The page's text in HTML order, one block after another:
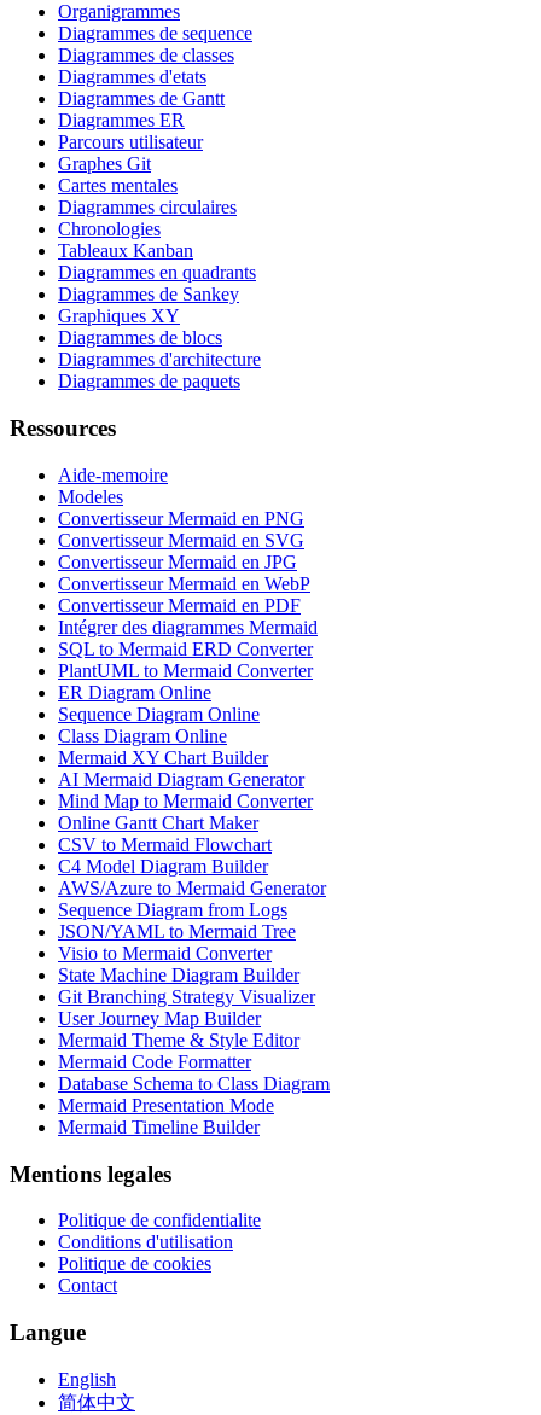
Organigrammes
Diagrammes de sequence
Diagrammes de classes
Diagrammes d'etats
Diagrammes de Gantt
Diagrammes ER
Parcours utilisateur
Graphes Git
Cartes mentales
Diagrammes circulaires
Chronologies
Tableaux Kanban
Diagrammes en quadrants
Diagrammes de Sankey
Graphiques XY
Diagrammes de blocs
Diagrammes d'architecture
Diagrammes de paquets
Ressources
Aide-memoire
Modeles
Convertisseur Mermaid en PNG
Convertisseur Mermaid en SVG
Convertisseur Mermaid en JPG
Convertisseur Mermaid en WebP
Convertisseur Mermaid en PDF
Intégrer des diagrammes Mermaid
SQL to Mermaid ERD Converter
PlantUML to Mermaid Converter
ER Diagram Online
Sequence Diagram Online
Class Diagram Online
Mermaid XY Chart Builder
AI Mermaid Diagram Generator
Mind Map to Mermaid Converter
Online Gantt Chart Maker
CSV to Mermaid Flowchart
C4 Model Diagram Builder
AWS/Azure to Mermaid Generator
Sequence Diagram from Logs
JSON/YAML to Mermaid Tree
Visio to Mermaid Converter
State Machine Diagram Builder
Git Branching Strategy Visualizer
User Journey Map Builder
Mermaid Theme & Style Editor
Mermaid Code Formatter
Database Schema to Class Diagram
Mermaid Presentation Mode
Mermaid Timeline Builder
Mentions legales
Politique de confidentialite
Conditions d'utilisation
Politique de cookies
Contact
Langue
English
简体中文